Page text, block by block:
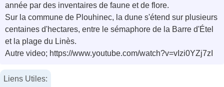
année par des inventaires de faune et de flore.
Sur la commune de Plouhinec, la dune s'étend sur plusieurs
centaines d'hectares, entre le sémaphore de la Barre d'Étel
et la plage du Linès.
Autre video; https://www.youtube.com/watch?v=vIzi0YZj7zI
Liens Utiles: